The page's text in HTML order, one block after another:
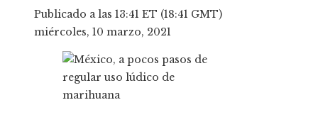
Publicado a las 13:41 ET (18:41 GMT)
miércoles, 10 marzo, 2021